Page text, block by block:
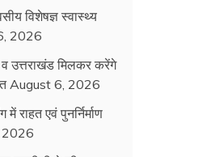
विशेषज्ञ स्वास्थ्य
2026
व उत्तराखंड मिलकर करेंगे
August 6, 2026
राहत एवं पुनर्निर्माण
2026